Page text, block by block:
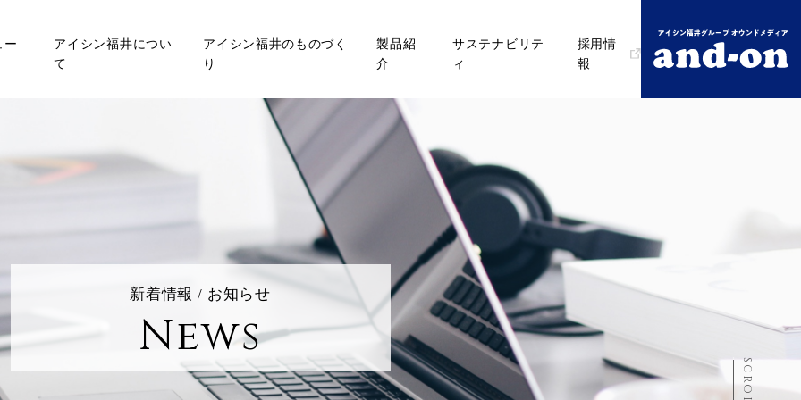
ー
アイシン福井につい
て
アイシン福井のものづく
り
製品紹
介
サステナビリテ
ィ
採用情
報
新着情報 / お知らせ
News
SCROLL